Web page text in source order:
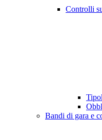
Controlli
Bandi di gara e